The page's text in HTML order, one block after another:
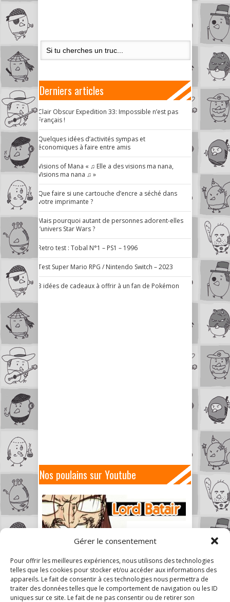
Gérer le consentement
Pour offrir les meilleures expériences, nous utilisons des technologies
telles que les cookies pour stocker et/ou accéder aux informations des
appareils. Le fait de consentir à ces technologies nous permettra de
traiter des données telles que le comportement de navigation ou les ID
uniques sur ce site. Le fait de ne pas consentir ou de retirer son
Derniers articles
Clair Obscur Expedition 33: Impossible n’est pas
Français !
Quelques idées d’activités sympas et
économiques à faire entre amis
Visions of Mana « ♫ Elle a des visions ma nana,
Visions ma nana ♫ »
Que faire si une cartouche d’encre a séché dans
votre imprimante ?
Mais pourquoi autant de personnes adorent-elles
l’univers Star Wars ?
Retro test : Tobal N°1 – PS1 – 1996
Test Super Mario RPG / Nintendo Switch – 2023
3 idées de cadeaux à offrir à un fan de Pokémon
Nos poulains sur Youtube